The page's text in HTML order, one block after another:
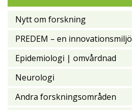
Nytt om forskning
PREDEM – en innovationsmiljö
Epidemiologi | omvårdnad
Neurologi
Andra forskningsområden